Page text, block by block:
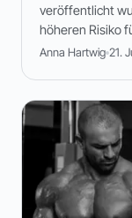
veröffentlicht
höheren Risiko
Anna Hartwig 21.